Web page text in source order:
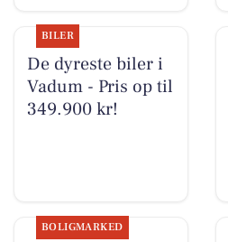
BILER
De dyreste biler i
Vadum - Pris op til
349.900 kr!
BOLIGMARKED